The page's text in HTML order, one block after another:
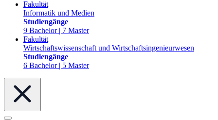
Fakultät
Informatik und Medien
Studiengänge
9 Bachelor | 7 Master
Fakultät
Wirtschaftswissenschaft und Wirtschaftsingenieurwesen
Studiengänge
6 Bachelor | 5 Master